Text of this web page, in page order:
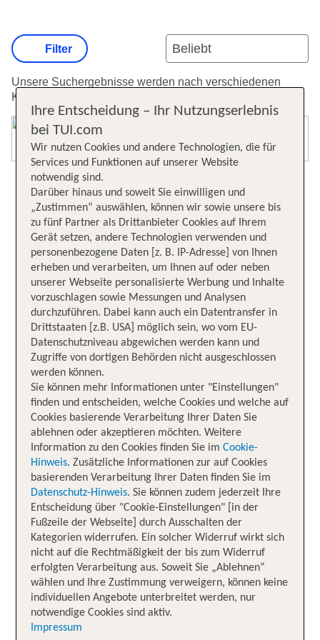
Unsere Suchergebnisse werden nach verschiedenen
Kriterien sortiert.
Filter
Ihre Entscheidung – Ihr Nutzungserlebnis
bei TUI.com
Wir nutzen Cookies und andere Technologien, die für
Services und Funktionen auf unserer Website
notwendig sind.
Darüber hinaus und soweit Sie einwilligen und
„Zustimmen“ auswählen, können wir sowie unsere bis
zu fünf Partner als Drittanbieter Cookies auf Ihrem
Gerät setzen, andere Technologien verwenden und
personenbezogene Daten [z. B. IP-Adresse] von Ihnen
erheben und verarbeiten, um Ihnen auf oder neben
unserer Webseite personalisierte Werbung und Inhalte
vorzuschlagen sowie Messungen und Analysen
durchzuführen. Dabei kann auch ein Datentransfer in
Drittstaaten [z.B. USA] möglich sein, wo vom EU-
Datenschutzniveau abgewichen werden kann und
Zugriffe von dortigen Behörden nicht ausgeschlossen
werden können.
Sie können mehr Informationen unter "Einstellungen"
finden und entscheiden, welche Cookies und welche auf
Cookies basierende Verarbeitung Ihrer Daten Sie
ablehnen oder akzeptieren möchten. Weitere
Information zu den Cookies finden Sie im Cookie-
Hinweis. Zusätzliche Informationen zur auf Cookies
basierenden Verarbeitung Ihrer Daten finden Sie im
Datenschutz-Hinweis. Sie können zudem jederzeit Ihre
Entscheidung über "Cookie-Einstellungen" [in der
Fußzeile der Webseite] durch Ausschalten der
Kategorien widerrufen. Ein solcher Widerruf wirkt sich
nicht auf die Rechtmäßigkeit der bis zum Widerruf
erfolgten Verarbeitung aus. Soweit Sie „Ablehnen“
wählen und Ihre Zustimmung verweigern, können keine
individuellen Angebote unterbreitet werden, nur
notwendige Cookies sind aktiv.
Impressum